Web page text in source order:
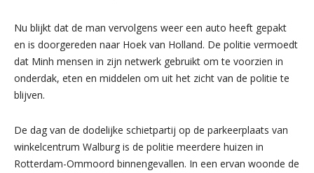
Nu blijkt dat de man vervolgens weer een auto heeft gepakt
en is doorgereden naar Hoek van Holland. De politie vermoedt
dat Minh mensen in zijn netwerk gebruikt om te voorzien in
onderdak, eten en middelen om uit het zicht van de politie te
blijven.
De dag van de dodelijke schietpartij op de parkeerplaats van
winkelcentrum Walburg is de politie meerdere huizen in
Rotterdam-Ommoord binnengevallen. In een ervan woonde de